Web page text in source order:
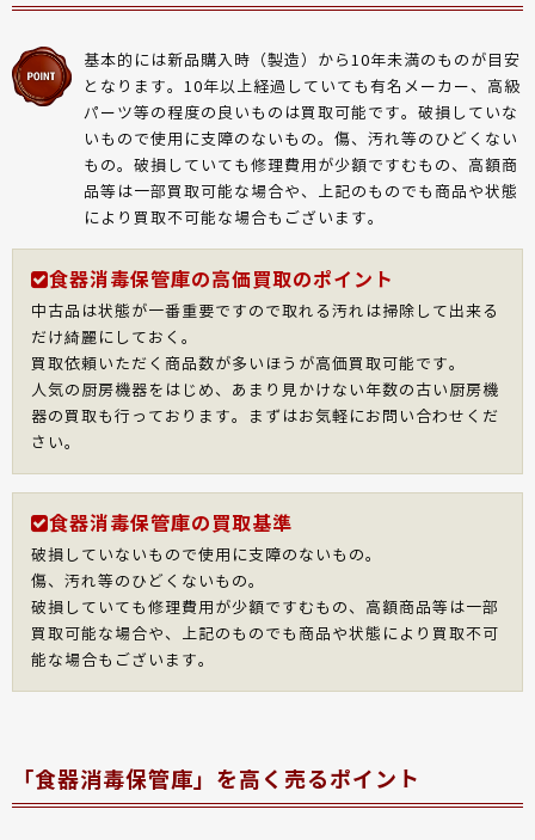
基本的には新品購入時（製造）から10年未満のものが目安
となります。10年以上経過していても有名メーカー、高級
パーツ等の程度の良いものは買取可能です。破損していな
いもので使用に支障のないもの。傷、汚れ等のひどくない
もの。破損していても修理費用が少額ですむもの、高額商
品等は一部買取可能な場合や、上記のものでも商品や状態
により買取不可能な場合もございます。
食器消毒保管庫の高価買取のポイント
中古品は状態が一番重要ですので取れる汚れは掃除して出来る
だけ綺麗にしておく。
買取依頼いただく商品数が多いほうが高価買取可能です。
人気の厨房機器をはじめ、あまり見かけない年数の古い厨房機
器の買取も行っております。まずはお気軽にお問い合わせくだ
さい。
食器消毒保管庫の買取基準
破損していないもので使用に支障のないもの。
傷、汚れ等のひどくないもの。
破損していても修理費用が少額ですむもの、高額商品等は一部
買取可能な場合や、上記のものでも商品や状態により買取不可
能な場合もございます。
「食器消毒保管庫」を高く売るポイント